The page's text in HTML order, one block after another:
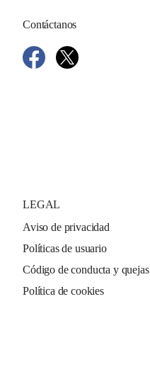
Contáctanos
LEGAL
Aviso de privacidad
Políticas de usuario
Código de conducta y quejas
Política de cookies